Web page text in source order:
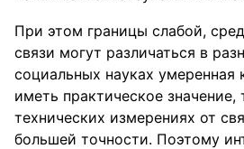
При этом границы слабой,
связи могут различаться в
социальных науках
иметь практическое значение,
технических измерениях от
большей точности. Поэтому